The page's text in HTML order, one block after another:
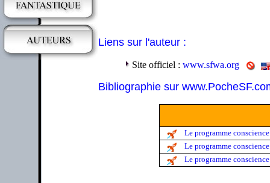
Liens sur l'auteur :
Site officiel : www.sfwa.org
Bibliographie sur
Le programme
Le programme
Le programme